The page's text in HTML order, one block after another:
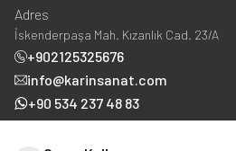
Adres
İskenderpaşa Mah. Kızanlık Cad. 23/A
+902125325676
info@karinsanat.com
+90 534 237 48 83